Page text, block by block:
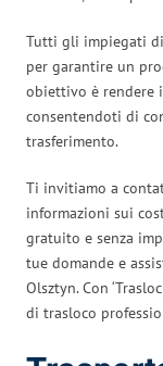
Tutti gli impiegati di
per garantire un
obiettivo è rendere
consentendoti di
trasferimento.
Ti invitiamo a
informazioni sui
gratuito e senza
tue domande e
Olsztyn. Con
di trasloco